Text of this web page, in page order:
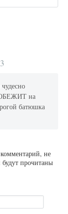
на
батюшка
не
прочитаны